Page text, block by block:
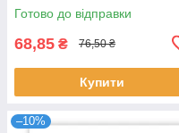
Готово до відправки
68,85 ₴ 76,50 ₴
Купити
–10%